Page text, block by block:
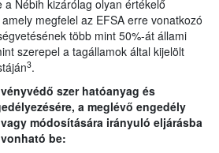
a Nébih kizárólag olyan értékelő
megfelel az EFSA erre vonatkozó
több mint 50%-át állami
szerepel a tagállamok által kijelölt
3.
szer hatóanyag és
a meglévő engedély
módosítására irányuló eljárásba
be: